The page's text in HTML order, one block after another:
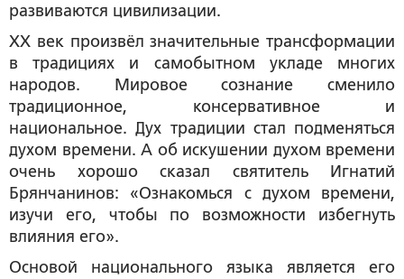
развиваются цивилизации.
XX век произвёл значительные трансформации
в традициях и самобытном укладе многих
народов. Мировое сознание сменило
традиционное, консервативное и
национальное. Дух традиции стал подменяться
духом времени. А об искушении духом времени
очень хорошо сказал святитель Игнатий
Брянчанинов: «Ознакомься с духом времени,
изучи его, чтобы по возможности избегнуть
влияния его».
Основой национального языка является его